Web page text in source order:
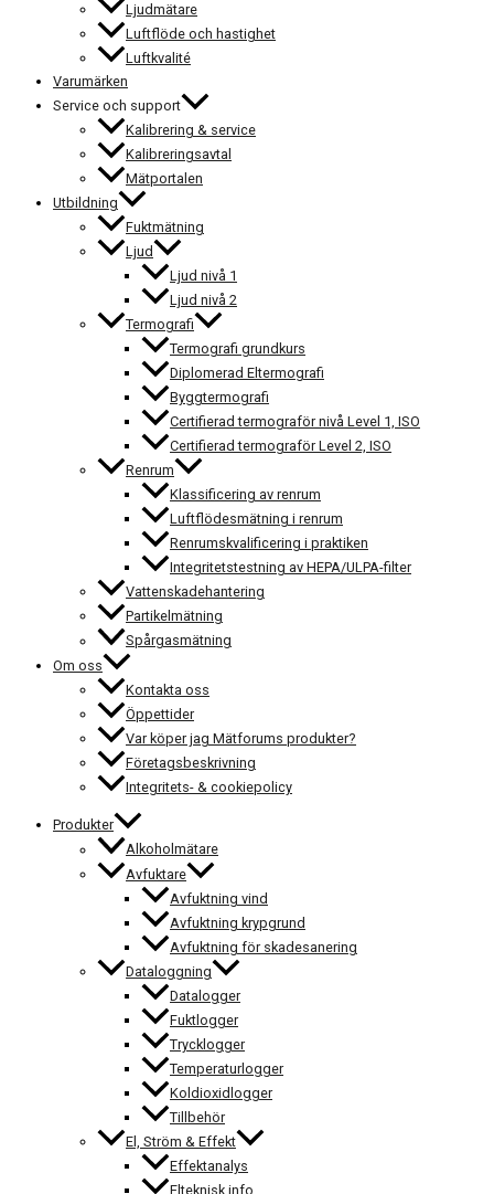
Ljudmätare
Luftflöde och hastighet
Luftkvalité
Varumärken
Service och support
Kalibrering & service
Kalibreringsavtal
Mätportalen
Utbildning
Fuktmätning
Ljud
Ljud nivå 1
Ljud nivå 2
Termografi
Termografi grundkurs
Diplomerad Eltermografi
Byggtermografi
Certifierad termograför nivå Level 1, ISO
Certifierad termograför Level 2, ISO
Renrum
Klassificering av renrum
Luftflödesmätning i renrum
Renrumskvalificering i praktiken
Integritetstestning av HEPA/ULPA-filter
Vattenskadehantering
Partikelmätning
Spårgasmätning
Om oss
Kontakta oss
Öppettider
Var köper jag Mätforums produkter?
Företagsbeskrivning
Integritets- & cookiepolicy
Produkter
Alkoholmätare
Avfuktare
Avfuktning vind
Avfuktning krypgrund
Avfuktning för skadesanering
Dataloggning
Datalogger
Fuktlogger
Trycklogger
Temperaturlogger
Koldioxidlogger
Tillbehör
El, Ström & Effekt
Effektanalys
Elteknisk info